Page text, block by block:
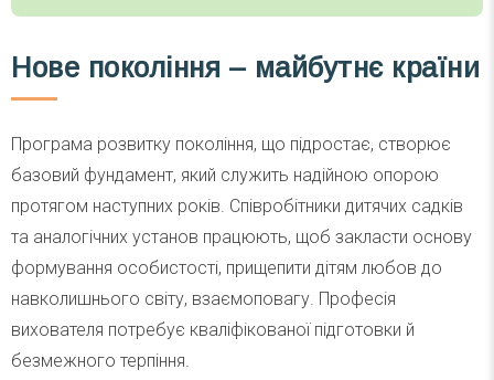
Нове покоління – майбутнє країни
Програма розвитку покоління, що підростає, створює
базовий фундамент, який служить надійною опорою
протягом наступних років. Співробітники дитячих садків
та аналогічних установ працюють, щоб закласти основу
формування особистості, прищепити дітям любов до
навколишнього світу, взаємоповагу. Професія
вихователя потребує кваліфікованої підготовки й
безмежного терпіння.